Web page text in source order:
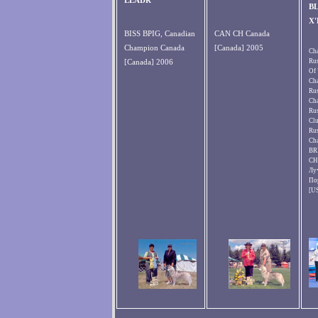
BISS BPIG, Canadian
Champion Canada
[Canada] 2006
CAN CH Canada
[Canada] 2005
Of